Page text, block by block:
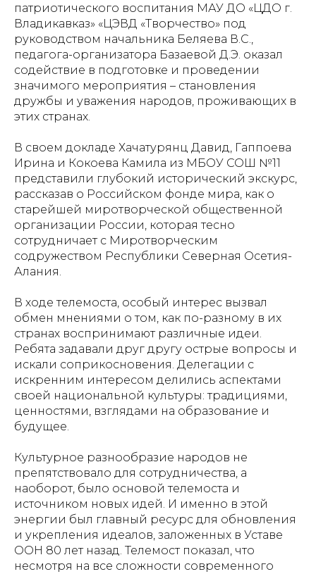
патриотического воспитания МАУ ДО «ЦДО г.
Владикавказ» «ЦЭВД «Творчество» под
руководством начальника Беляева В.С.,
педагога-организатора Базаевой Д.Э. оказал
содействие в подготовке и проведении
значимого мероприятия – становления
дружбы и уважения народов, проживающих в
этих странах.
В своем докладе Хачатурянц Давид, Гаппоева
Ирина и Кокоева Камила из МБОУ СОШ №11
представили глубокий исторический экскурс,
рассказав о Российском фонде мира, как о
старейшей миротворческой общественной
организации России, которая тесно
сотрудничает с Миротворческим
содружеством Республики Северная Осетия-
Алания.
В ходе телемоста, особый интерес вызвал
обмен мнениями о том, как по-разному в их
странах воспринимают различные идеи.
Ребята задавали друг другу острые вопросы и
искали соприкосновения. Делегации с
искренним интересом делились аспектами
своей национальной культуры: традициями,
ценностями, взглядами на образование и
будущее.
Культурное разнообразие народов не
препятствовало для сотрудничества, а
наоборот, было основой телемоста и
источником новых идей. И именно в этой
энергии был главный ресурс для обновления
и укрепления идеалов, заложенных в Уставе
ООН 80 лет назад. Телемост показал, что
несмотря на все сложности современного